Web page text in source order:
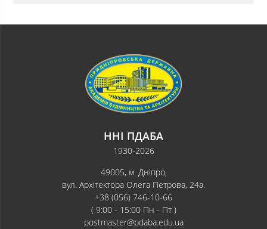
ННІ ПДАБА
1930-2026
49005, м. Дніпро,
вул. Архітектора Олега Петрова, 24а.
+38 (056) 746-10-66
( 9:00 - 15:00 Пн - Пт )
postmaster@pdaba.edu.ua